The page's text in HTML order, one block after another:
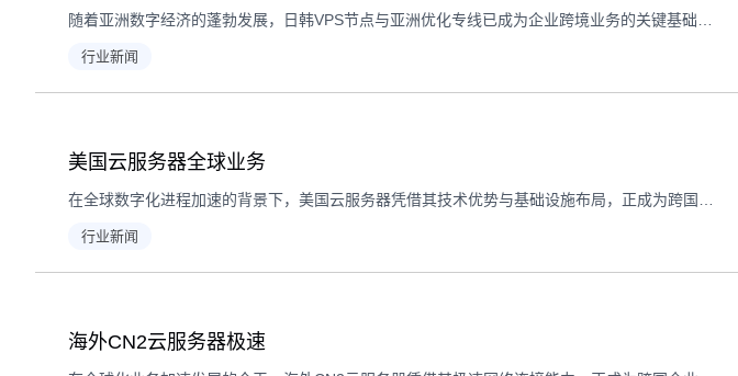
行业新闻
美国云服务器全球业务
行业新闻
海外CN2云服务器极速